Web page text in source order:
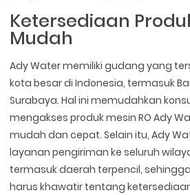
Ketersediaan
Mudah
Ady Water memiliki gudang yang
kota besar di Indonesia, termasuk
Surabaya. Hal ini memudahkan
mengakses produk mesin RO Ady
mudah dan cepat. Selain itu, Ady
layanan pengiriman ke seluruh
termasuk daerah terpencil,
harus khawatir tentang